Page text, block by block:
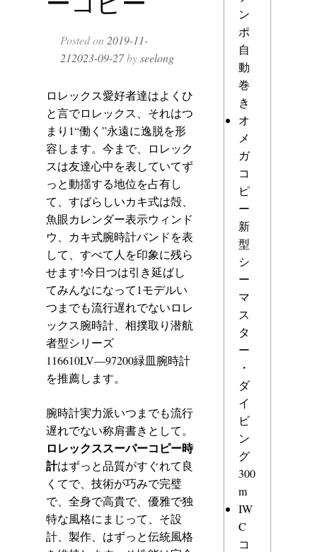
Posted on 2019-11-
212023-09-27byseelong
ロレックス愛好者達はよくひ
と言でロレックス、それはつ
まり1“働く”永遠に逸脱を形
容します。今まで、ロレック
スは友達心中を表していてず
っと動揺する地位を占有し
て、すばらしいカキ式は殻、
魚眼カレンダー表示ウィンド
ウ、カキ式腕時計バンドを表
して、すべて人を印象に残ら
せます!今日つは引き延ばし
てみんなになって1モデルい
つまでも流行遅れでないロレ
ックス腕時計、相撲取り潜航
者型シリーズ
116610LV―97200緑皿腕時計
を推薦します。
腕時計実力派いつまでも流行
遅れでない称肩書きとして。
ロレックススーパーコピー時
計はずっと品質がすぐれて良
くてで、技術が巧みで完璧
で、全身で高貴で、優雅で独
特な風格にまじって、そ設
計、製作、はずっと伝統風格
ン
ポ
自
動
巻
き
オ
メ
ガ
コ
ピ
ー
新
型
シ
ー
マ
ス
タ
ー
・
ダ
イ
ビ
ン
グ
300
m
IW
C
コ